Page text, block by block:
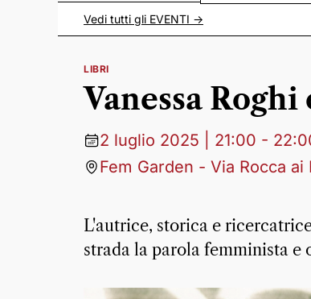
Vedi tutti gli EVENTI ->
LIBRI
Vanessa
2 luglio 2025 | 21:00 -
Fem Garden - Via Rocca ai
L'autrice, storica e
strada la parola femminista e